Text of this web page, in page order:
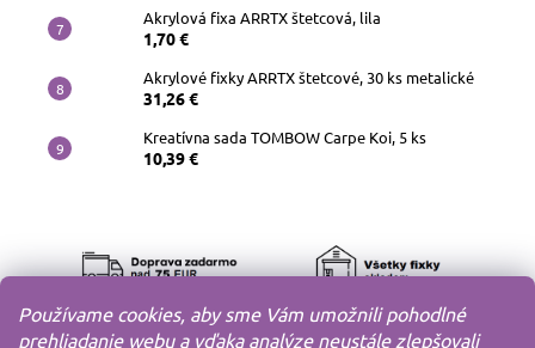
Používame cookies, aby sme Vám umožnili pohodlné
prehliadanie webu a vďaka analýze neustále zlepšovali
Akrylová fixa ARRTX štetcová, lila
1,70 €
Akrylové fixky ARRTX štetcové, 30 ks metalické
31,26 €
Kreatívna sada TOMBOW Carpe Koi, 5 ks
10,39 €